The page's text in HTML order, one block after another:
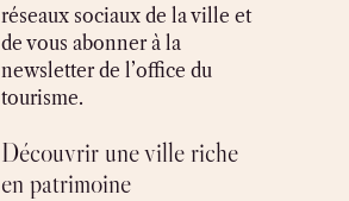
réseaux sociaux de la ville et
de vous abonner à la
newsletter de l’office du
tourisme.
Découvrir une ville riche
en patrimoine